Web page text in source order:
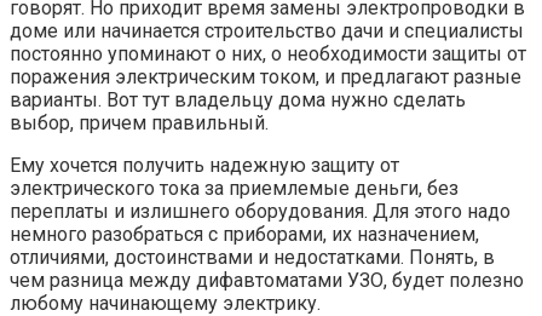
говорят. Но приходит время замены электропроводки в
доме или начинается строительство дачи и специалисты
постоянно упоминают о них, о необходимости защиты от
поражения электрическим током, и предлагают разные
варианты. Вот тут владельцу дома нужно сделать
выбор, причем правильный.
Ему хочется получить надежную защиту от
электрического тока за приемлемые деньги, без
переплаты и излишнего оборудования. Для этого надо
немного разобраться с приборами, их назначением,
отличиями, достоинствами и недостатками. Понять, в
чем разница между дифавтоматами УЗО, будет полезно
любому начинающему электрику.